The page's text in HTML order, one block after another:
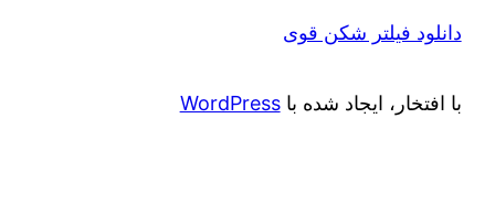
دانلود فیلتر شکن قوی
با افتخار، ایجاد شده باWordPress